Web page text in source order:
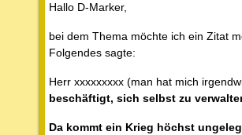
Hallo D-Marker,
bei dem Thema möchte ich ein Zitat
Folgendes sagte:
Herr xxxxxxxxx (man hat mich
beschäftigt, sich selbst zu
Da kommt ein Krieg höchst